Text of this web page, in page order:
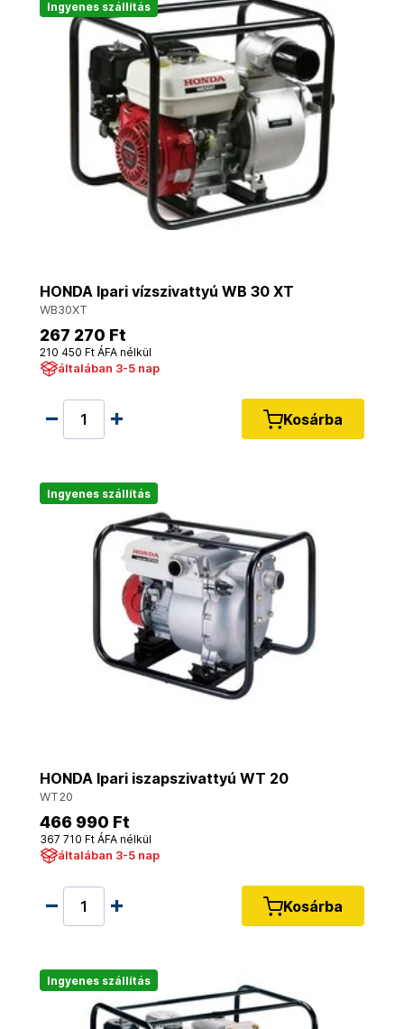
Ingyenes szállítás
HONDA Ipari vízszivattyú WB 30 XT
WB30XT
267 270 Ft
210 450 Ft ÁFA nélkül
általában 3-5 nap
Kosárba
Ingyenes szállítás
HONDA Ipari iszapszivattyú WT 20
WT20
466 990 Ft
367 710 Ft ÁFA nélkül
általában 3-5 nap
Kosárba
Ingyenes szállítás